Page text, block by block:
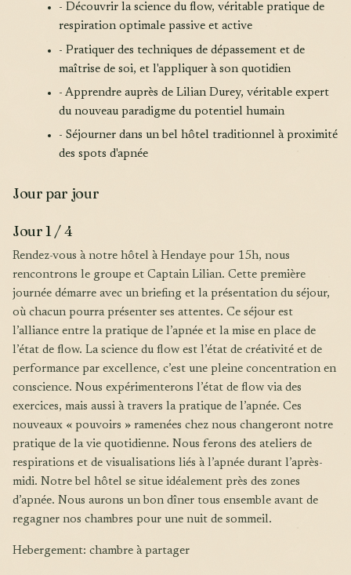
- Découvrir la science du flow, véritable pratique de
respiration optimale passive et active
- Pratiquer des techniques de dépassement et de
maîtrise de soi, et l'appliquer à son quotidien
- Apprendre auprès de Lilian Durey, véritable expert
du nouveau paradigme du potentiel humain
- Séjourner dans un bel hôtel traditionnel à proximité
des spots d'apnée
Jour par jour
Jour 1 / 4
Rendez-vous à notre hôtel à Hendaye pour 15h, nous
rencontrons le groupe et Captain Lilian. Cette première
journée démarre avec un briefing et la présentation du séjour,
où chacun pourra présenter ses attentes. Ce séjour est
l’alliance entre la pratique de l’apnée et la mise en place de
l’état de flow. La science du flow est l’état de créativité et de
performance par excellence, c’est une pleine concentration en
conscience. Nous expérimenterons l’état de flow via des
exercices, mais aussi à travers la pratique de l’apnée. Ces
nouveaux « pouvoirs » ramenées chez nous changeront notre
pratique de la vie quotidienne. Nous ferons des ateliers de
respirations et de visualisations liés à l’apnée durant l’après-
midi. Notre bel hôtel se situe idéalement près des zones
d’apnée. Nous aurons un bon dîner tous ensemble avant de
regagner nos chambres pour une nuit de sommeil.
Hebergement: chambre à partager